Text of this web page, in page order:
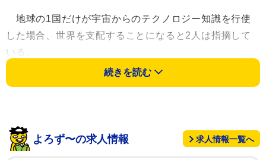
地球の1国だけが宇宙からのテクノロジー知識を行使
した場合、世界を支配することになると2人は指摘して
いる。
一方で、スペース・ポリシー誌に発表された別の論文
るジェイソン・T.ライト氏はニューズウィーク誌に
「（ある国の）政府がその情報を独占するためにできる
続きを読む
よろず〜の求人情報 求人情報一覧へ